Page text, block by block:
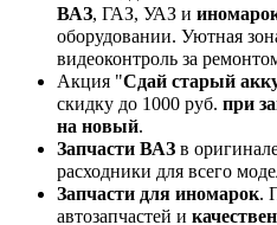
ВАЗ, ГАЗ, УАЗ и
оборудовании. Уютная
видеоконтроль за
Акция "Сдай старый
скидку до 1000 руб. при
на новый.
Запчасти ВАЗ в
расходники для всего
Запчасти для иномарок.
автозапчастей и